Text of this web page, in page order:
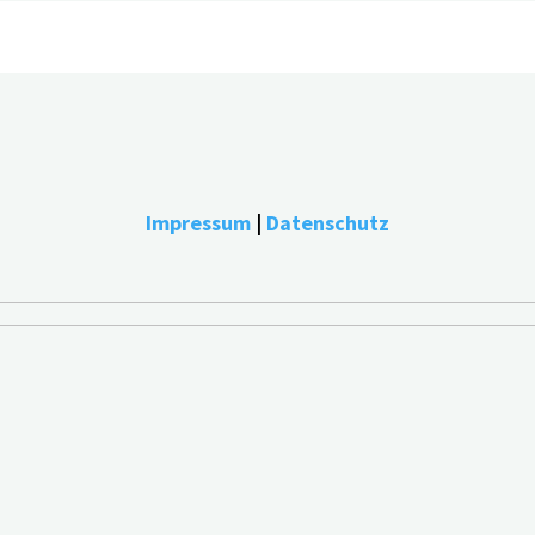
Impressum | Datenschutz
Erfahrung zu bieten, indem wir uns an Ihre
ALLER Cookies einverstanden. Sie können jedoch die